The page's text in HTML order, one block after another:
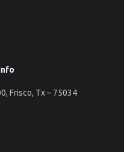
Frisco, Tx – 75034